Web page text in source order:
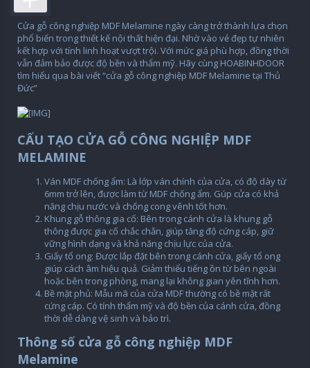
Cửa gỗ công nghiệp MDF Melamine ngày càng trở thành lựa chọn
phổ biến trong thiết kế nội thất hiện đại. Nhờ vào vẻ đẹp tự nhiên
kết hợp với tính linh hoạt vượt trội. Với mức giá phù hợp, đồng thời
vẫn đảm bảo được độ bền và thẩm mỹ. Hãy cùng HOABINHDOOR
tìm hiểu qua bài viết “cửa gỗ công nghiệp MDF Melamine tại Thủ
Đức”
CẤU TẠO CỬA GỖ CÔNG NGHIỆP MDF
MELAMINE
Ván MDF chống ẩm: Là lớp ván chính của cửa, có độ dày từ
6mm trở lên, được làm từ MDF chống ẩm. Gúp cửa có khả
năng chịu nước và chống cong vênh tốt hơn.
Khung gỗ thông gia cố: Bên trong cánh cửa là khung gỗ
thông được gia cố chắc chắn, giúp tăng độ cứng cáp, giữ
vững hình dạng và khả năng chịu lực của cửa.
Giấy tổ ong: Được lắp đặt bên trong cánh cửa, giấy tổ ong
giúp cách âm hiệu quả. Giảm thiểu tiếng ồn từ bên ngoài
hoặc bên trong phòng, mang lại không gian yên tĩnh hơn.
Bề mặt phủ: Mẫu mã của cửa MDF thường có bề mặt rất
cứng cáp. Có tính thẩm mỹ và độ bền của cánh cửa, đồng
thời dễ dàng vệ sinh và bảo trì.
Thông số cửa gỗ công nghiệp MDF
Melamine